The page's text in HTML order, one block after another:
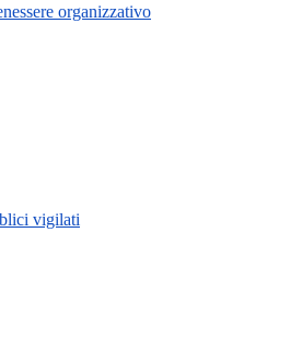
organizzativo
vigilati